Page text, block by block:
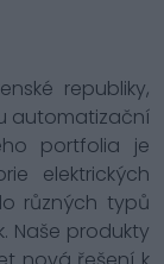
republiky,
automatizační
portfolia je
elektrických
různých typů
Naše produkty